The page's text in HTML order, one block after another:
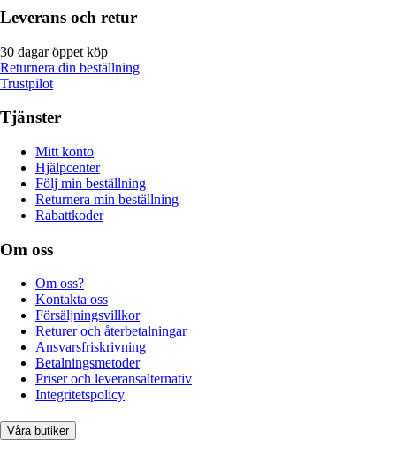
Leverans och retur
30 dagar öppet köp
Returnera din beställning
Trustpilot
Tjänster
Mitt konto
Hjälpcenter
Följ min beställning
Returnera min beställning
Rabattkoder
Om oss
Om oss?
Kontakta oss
Försäljningsvillkor
Returer och återbetalningar
Ansvarsfriskrivning
Betalningsmetoder
Priser och leveransalternativ
Integritetspolicy
Våra butiker